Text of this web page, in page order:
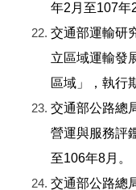
年2月至107年2
交通部運輸研
立區域運輸發
區域」，執行
交通部公路總
營運與服務評
至106年8月。
交通部公路總